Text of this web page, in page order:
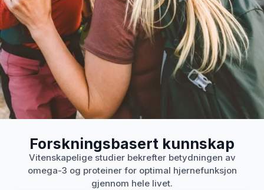
Forskningsbasert kunnskap
Vitenskapelige studier bekrefter betydningen av
omega-3 og proteiner for optimal hjernefunksjon
gjennom hele livet.